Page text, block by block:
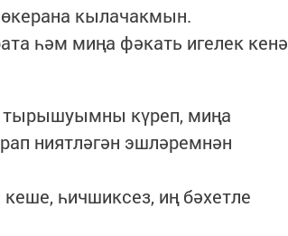
кылачакмын.
һәм миңа фәкать игелек кенә
тырышуымны күреп, миңа
ниятләгән эшләремнән
һичшиксез, иң бәхетле